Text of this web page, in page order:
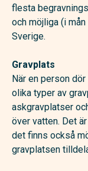
flesta
och möjliga (i
Sverige.
Gravplats
När en person
olika typer av
askgravplatser
över vatten. Det
det finns också
gravplatsen